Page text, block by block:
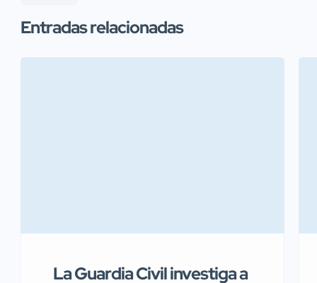
Entradas relacionadas
La Guardia Civil investiga a